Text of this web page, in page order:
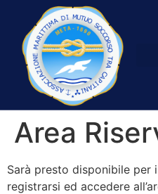
Area
Sarà presto disponibile per
registrarsi ed accedere